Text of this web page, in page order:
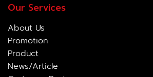
Our Services
About Us
Promotion
Product
News/Article